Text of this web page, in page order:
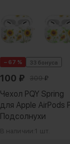
− 67 % 33 бонуса
100 ₽ 309₽
Чехол PQY Spring
для Apple AirPods
Подсолнухи
В наличии: 1 шт.